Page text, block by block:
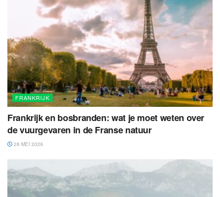
FRANKRIJK
Frankrijk en bosbranden: wat je moet weten over
de vuurgevaren in de Franse natuur
28 MEI 2026